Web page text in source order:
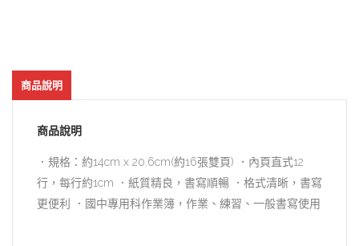
商品說明
商品說明
．規格：約14cm x 20.6cm(約16張雙頁) ．內頁直式12
行，每行約1cm ．紙質精良，書寫順暢 ．格式清晰，書寫
更便利 ．國中專用科作業簿，作業、練習、一般書寫使用